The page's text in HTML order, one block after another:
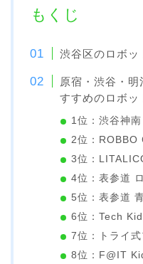
もくじ
渋谷区のロボッ
原宿・渋谷・
すすめのロボッ
1位：渋谷神
2位：ROBBO
3位：
4位：表参道
5位：表参道
6位：Tech
7位：トライ
8位：F@IT